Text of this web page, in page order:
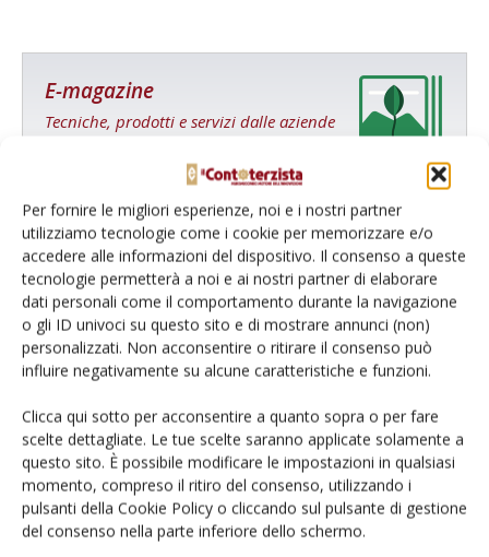
Per fornire le migliori esperienze, noi e i nostri partner
utilizziamo tecnologie come i cookie per memorizzare e/o
accedere alle informazioni del dispositivo. Il consenso a queste
tecnologie permetterà a noi e ai nostri partner di elaborare
dati personali come il comportamento durante la navigazione
o gli ID univoci su questo sito e di mostrare annunci (non)
personalizzati. Non acconsentire o ritirare il consenso può
influire negativamente su alcune caratteristiche e funzioni.
Clicca qui sotto per acconsentire a quanto sopra o per fare
scelte dettagliate. Le tue scelte saranno applicate solamente a
questo sito. È possibile modificare le impostazioni in qualsiasi
momento, compreso il ritiro del consenso, utilizzando i
pulsanti della Cookie Policy o cliccando sul pulsante di gestione
del consenso nella parte inferiore dello schermo.
E-magazine
Tecniche, prodotti e servizi dalle aziende
Catalogo Aziende e Prodotti
Un modo semplice per cercare un'azienda o un
Cerca adesso